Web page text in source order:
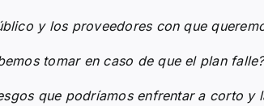
y los proveedores con que
tomar en caso de que el plan falle?
que podríamos enfrentar a corto y